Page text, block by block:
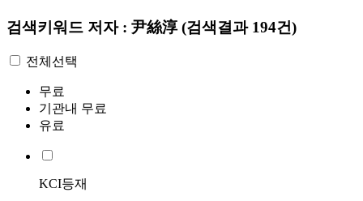
검색키워드 저자 : 尹絲淳(검색결과 194건)
전체선택
무료
기관내 무료
유료
KCI등재